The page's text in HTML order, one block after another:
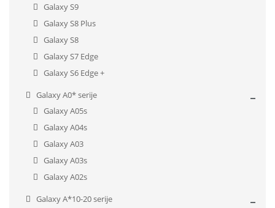
Galaxy S9
Galaxy S8 Plus
Galaxy S8
Galaxy S7 Edge
Galaxy S6 Edge +
Galaxy A0* serije
Galaxy A05s
Galaxy A04s
Galaxy A03
Galaxy A03s
Galaxy A02s
Galaxy A*10-20 serije